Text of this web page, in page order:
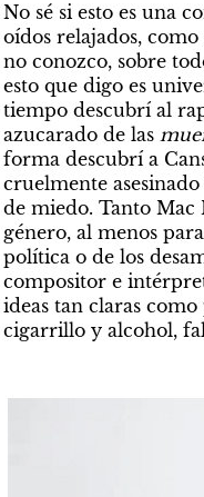
No sé si esto es una
oídos relajados,
no conozco, sobre
esto que digo es
tiempo descubrí al
azucarado de las
forma descubrí a
cruelmente
de miedo. Tanto
género, al menos
política o de los
compositor e
ideas tan claras
cigarrillo y alcohol,